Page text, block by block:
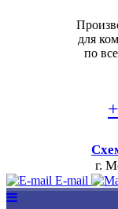
для
по
г.
E-mail